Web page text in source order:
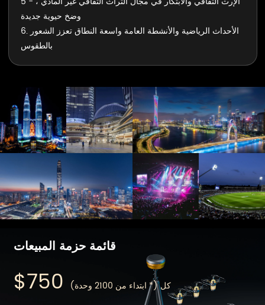
وضخ حيوية جديدة
6. الأحداث الرياضية والأنشطة العامة واسعة النطاق تعزز الشعور
بالطقوس
قائمة حزمة المبيعات
$750 كل (* ابتداء من 2100 وحدة)